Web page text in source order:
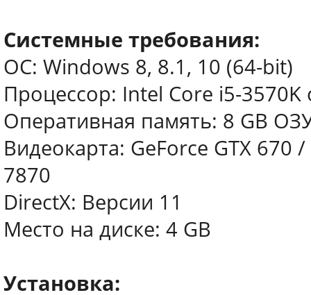
Системные требования:
ОС: Windows 8, 8.1, 10 (64-bit)
Процессор: Intel Core i5-3570K
Оперативная память: 8 GB
Видеокарта: GeForce GTX 670
7870
DirectX: Версии 11
Место на диске: 4 GB
Установка: